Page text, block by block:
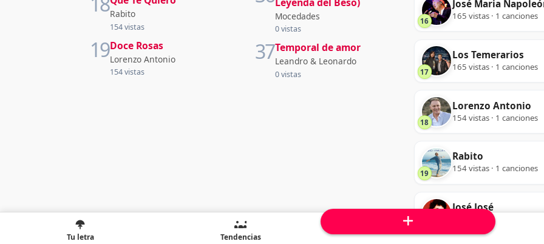
Rabito
154 vistas
19Doce Rosas
Lorenzo Antonio
154 vistas
Mocedades
0 vistas
37Temporal de amor
Leandro & Leonardo
0 vistas
16
José Maria
165 vistas · 1 canciones
17
Los Temerarios
165 vistas · 1 canciones
18
Lorenzo Antonio
154 vistas · 1 canciones
19
Rabito
154 vistas · 1 canciones
José José
148 vistas · 1 canciones
Tu letra Tendencias